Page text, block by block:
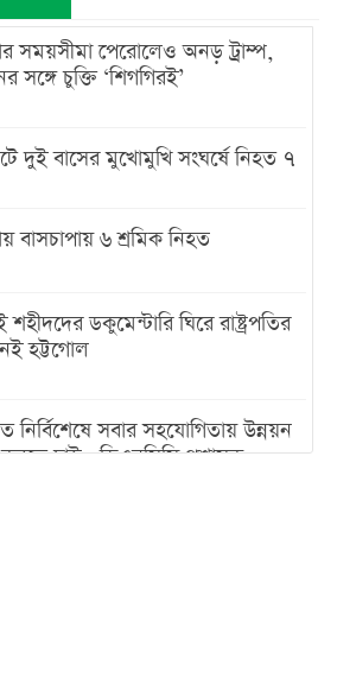
সময়সীমা পেরোলেও অনড় ট্রাম্প,
সঙ্গে চুক্তি ‘শিগগিরই’
দুই বাসের মুখোমুখি সংঘর্ষে নিহত ৭
বাসচাপায় ৬ শ্রমিক নিহত
ডকুমেন্টারি ঘিরে রাষ্ট্রপতির
হট্টগোল
নির্বিশেষে সবার সহযোগিতায় উন্নয়ন
চাই : ডিএনসিসি প্রশাসক